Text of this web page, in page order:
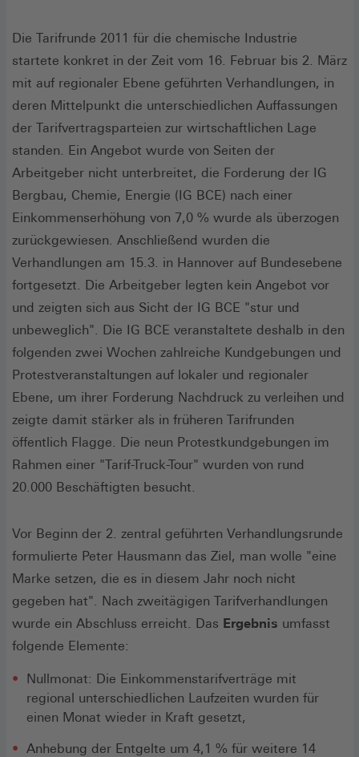
Die Tarifrunde 2011 für die chemische Industrie
startete konkret in der Zeit vom 16. Februar bis 2. März
mit auf regionaler Ebene geführten Verhandlungen, in
deren Mittelpunkt die unterschiedlichen Auffassungen
der Tarifvertragsparteien zur wirtschaftlichen Lage
standen. Ein Angebot wurde von Seiten der
Arbeitgeber nicht unterbreitet, die Forderung der IG
Bergbau, Chemie, Energie (IG BCE) nach einer
Einkommenserhöhung von 7,0 % wurde als überzogen
zurückgewiesen. Anschließend wurden die
Verhandlungen am 15.3. in Hannover auf Bundesebene
fortgesetzt. Die Arbeitgeber legten kein Angebot vor
und zeigten sich aus Sicht der IG BCE "stur und
unbeweglich". Die IG BCE veranstaltete deshalb in den
folgenden zwei Wochen zahlreiche Kundgebungen und
Protestveranstaltungen auf lokaler und regionaler
Ebene, um ihrer Forderung Nachdruck zu verleihen und
zeigte damit stärker als in früheren Tarifrunden
öffentlich Flagge. Die neun Protestkundgebungen im
Rahmen einer "Tarif-Truck-Tour" wurden von rund
20.000 Beschäftigten besucht.
Vor Beginn der 2. zentral geführten Verhandlungsrunde
formulierte Peter Hausmann das Ziel, man wolle "eine
Marke setzen, die es in diesem Jahr noch nicht
gegeben hat". Nach zweitägigen Tarifverhandlungen
wurde ein Abschluss erreicht. Das Ergebnis umfasst
folgende Elemente:
Nullmonat: Die Einkommenstarifverträge mit
regional unterschiedlichen Laufzeiten wurden für
einen Monat wieder in Kraft gesetzt,
Anhebung der Entgelte um 4,1 % für weitere 14